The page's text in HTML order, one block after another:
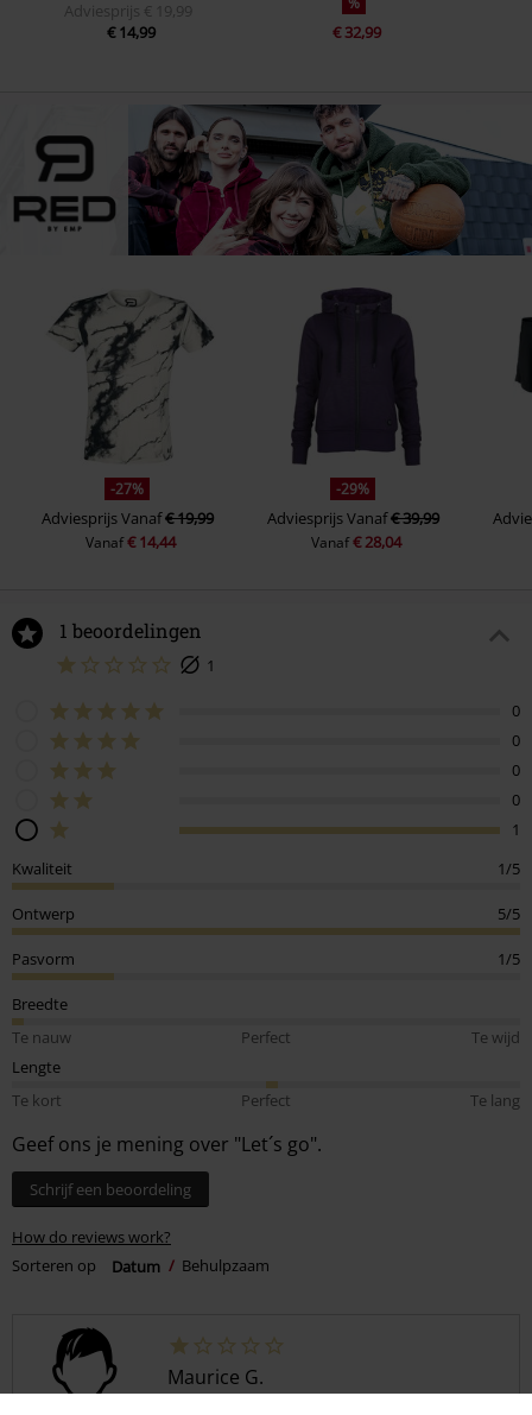
Adviesprijs
€ 19,99
€ 14,99
€ 32,99
-27%
AdviesprijsVanaf€ 19,99
Vanaf€ 14,44
-29%
AdviesprijsVanaf€ 39,99
Vanaf€ 28,04
1 beoordelingen
1
0
0
0
0
1
Kwaliteit
1/5
Ontwerp 5/5
Pasvorm 1/5
Breedte
Te nauw
Perfect
Te wijd
Lengte
Te kort
Perfect Te lang
Geef ons je mening over "Let´s go".
Schrijf een beoordeling
How do reviews work?
Sorteren op
Datum Behulpzaam
Maurice G.